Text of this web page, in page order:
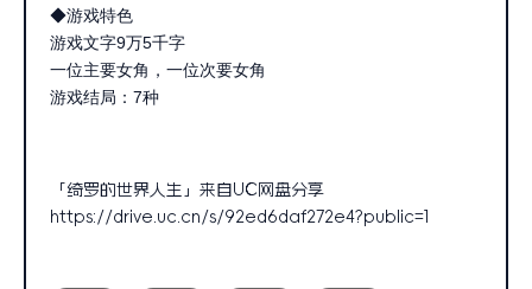
◆游戏特色
游戏文字9万5千字
一位主要女角，一位次要女角
游戏结局：7种
「绮罗的世界人生」来自UC网盘分享
https://drive.uc.cn/s/92ed6daf272e4?public=1